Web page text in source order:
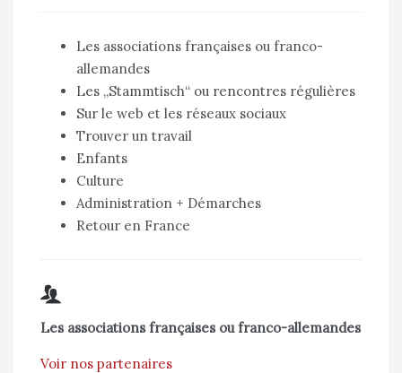
Les associations françaises ou franco-
allemandes
Les „Stammtisch“ ou rencontres régulières
Sur le web et les réseaux sociaux
Trouver un travail
Enfants
Culture
Administration + Démarches
Retour en France
Les associations françaises ou franco-allemandes
Voir nos partenaires